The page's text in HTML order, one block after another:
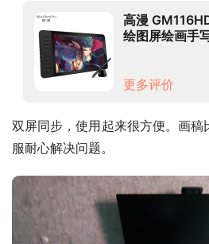
高漫
绘图屏绘画手
更多评价
双屏同步，使用起来很方便。画稿
服耐心解决问题。